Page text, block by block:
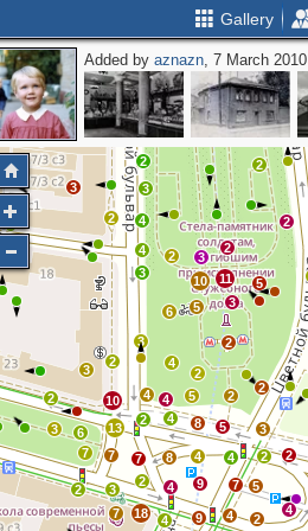
Gallery
Added byaznazn, 7 March 2010
3
2
4
3
2
10
6
3
2
3
3
2
2
7 7
6 13
10 4
4
2
7 8
4 8
4
4
9
4
4
18
2
3
7
9
4
2
4
2
5
7
5
3
2
2
2
2
5
2
4
5 3
11
2
5
2
4
3
4
2
2
3
3
4
2
3
2